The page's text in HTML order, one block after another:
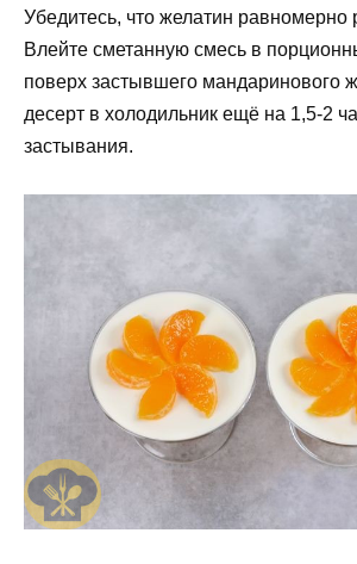
Убедитесь, что желатин равномерно
Влейте сметанную смесь в
поверх застывшего мандаринового
десерт в холодильник ещё на 1,5-2
застывания.